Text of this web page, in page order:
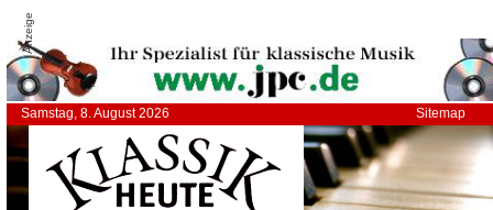
Anzeige
Samstag, 8. August 2026 Sitemap